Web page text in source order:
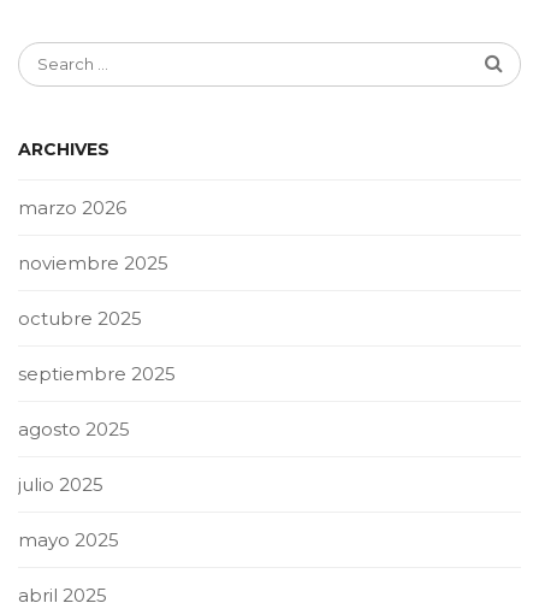
ARCHIVES
marzo 2026
noviembre 2025
octubre 2025
septiembre 2025
agosto 2025
julio 2025
mayo 2025
abril 2025